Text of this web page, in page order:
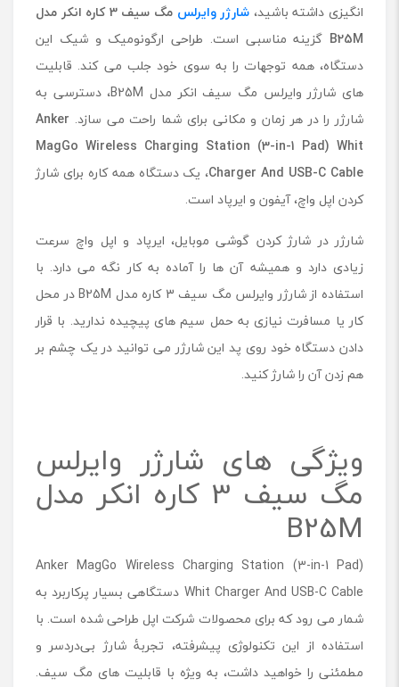
انگیزی داشته باشید، شارژر وایرلس
مگ سیف 3 کاره انکر مدل
B25M گزینه مناسبی است. طراحی ارگونومیک و شیک این
دستگاه، همه توجهات را به سوی خود جلب می کند. قابلیت
های شارژر وایرلس مگ سیف انکر مدل B25M، دسترسی به
شارژر را در هر زمان و مکانی برای شما راحت می سازد. Anker
MagGo Wireless Charging Station (3-in-1 Pad) Whit
Charger And USB-C Cable، یک دستگاه همه کاره برای شارژ
کردن اپل واچ، آیفون و ایرپاد است.
شارژر در شارژ کردن گوشی موبایل، ایرپاد و اپل واچ سرعت
زیادی دارد و همیشه آن ها را آماده به کار نگه می دارد. با
استفاده از شارژر وایرلس مگ سیف 3 کاره مدل B25M در محل
کار یا مسافرت نیازی به حمل سیم های پیچیده ندارید. با قرار
دادن دستگاه خود روی پد این شارژر می توانید در یک چشم بر
هم زدن آن را شارژ کنید.
ویژگی های شارژر وایرلس
مگ سیف 3 کاره انکر مدل
B25M
Anker MagGo Wireless Charging Station (3-in-1 Pad)
Whit Charger And USB-C Cable دستگاهی بسیار پرکاربرد به
شمار می رود که برای محصولات شرکت اپل طراحی شده است. با
استفاده از این تکنولوژی پیشرفته، تجربۀ شارژ بی‌دردسر و
مطمئنی را خواهید داشت، به ویژه با قابلیت ‌های مگ سیف.